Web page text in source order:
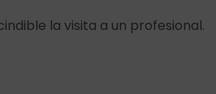
la visita a un profesional.